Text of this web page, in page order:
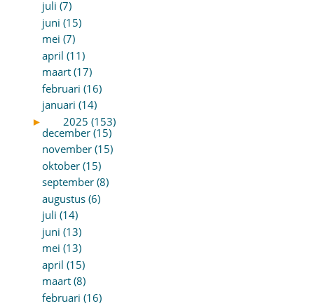
juli (7)
juni (15)
mei (7)
april (11)
maart (17)
februari (16)
januari (14)
►
2025 (153)
december (15)
november (15)
oktober (15)
september (8)
augustus (6)
juli (14)
juni (13)
mei (13)
april (15)
maart (8)
februari (16)